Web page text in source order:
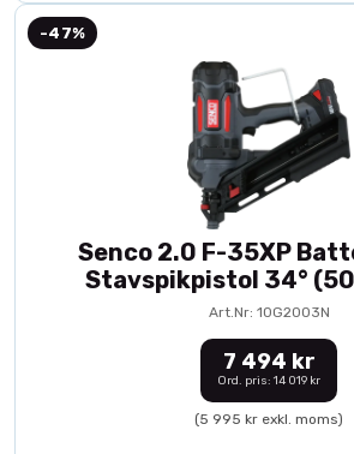
-47%
Senco 2.0 F-35XP
Stavspikpistol 34°
Art.Nr: 10G2003N
7 494 kr
Ord. pris: 14 019 kr
(5 995 kr exkl. moms)